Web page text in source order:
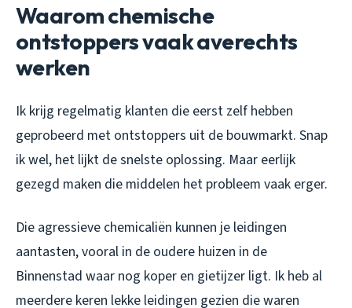
Waarom chemische
ontstoppers vaak averechts
werken
Ik krijg regelmatig klanten die eerst zelf hebben
geprobeerd met ontstoppers uit de bouwmarkt. Snap
ik wel, het lijkt de snelste oplossing. Maar eerlijk
gezegd maken die middelen het probleem vaak erger.
Die agressieve chemicaliën kunnen je leidingen
aantasten, vooral in de oudere huizen in de
Binnenstad waar nog koper en gietijzer ligt. Ik heb al
meerdere keren lekke leidingen gezien die waren